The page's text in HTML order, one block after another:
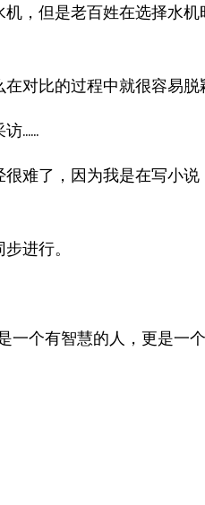
，但是老百姓在选择水
对比的过程中就很容易脱
访……
难了，因为我是在写小
进行。
一个有智慧的人，更是一